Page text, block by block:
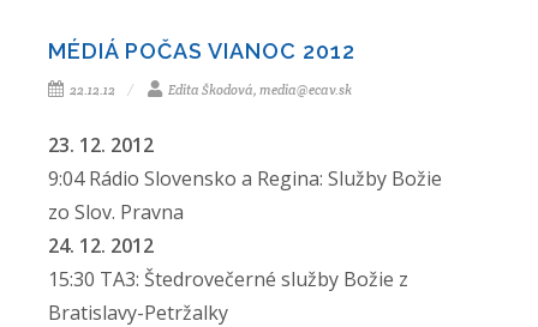
MÉDIÁ POČAS VIANOC 2012
22.12.12 Edita Škodová, media@ecav.sk
23. 12. 2012
9:04 Rádio Slovensko a Regina: Služby Božie
zo Slov. Pravna
24. 12. 2012
15:30 TA3: Štedrovečerné služby Božie z
Bratislavy-Petržalky